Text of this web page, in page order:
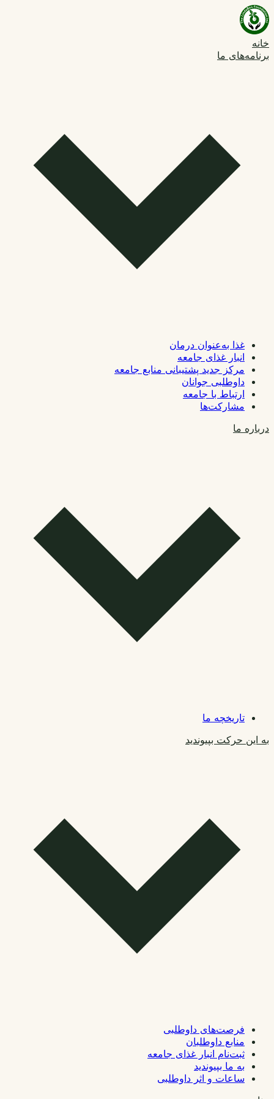
خانه
برنامه‌های ما
غذا به‌عنوان درمان
انبار غذای جامعه
مرکز جدید پشتیبانی منابع جامعه
داوطلبی جوانان
ارتباط با جامعه
مشارکت‌ها
درباره ما
تاریخچه ما
به این حرکت بپیوندید
فرصت‌های داوطلبی
منابع داوطلبان
ثبت‌نام انبار غذای جامعه
به ما بپیوندید
ساعات و اثر داوطلبی